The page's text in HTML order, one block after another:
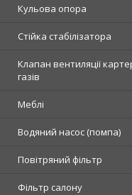
Кульова опора
Стійка стабілізатора
Клапан вентиляції
газів
Меблі
Водяний насос (помпа)
Повітряний фільтр
Фільтр салону